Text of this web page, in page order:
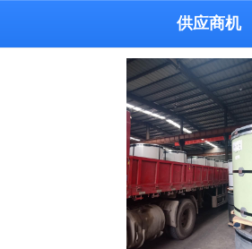
供应商机